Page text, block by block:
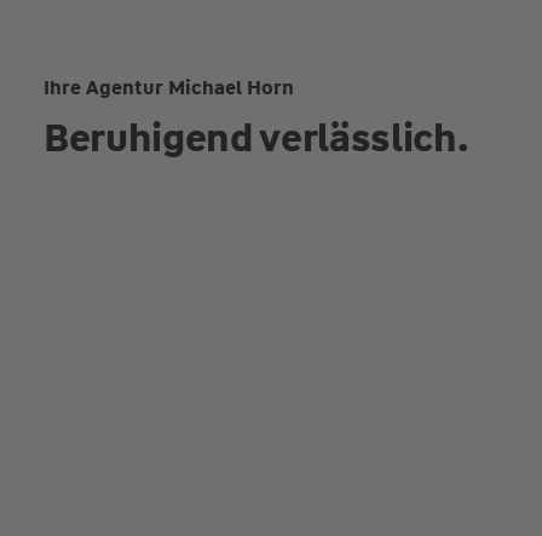
Ihre Agentur Michael Horn
Beruhigend verlässlich.